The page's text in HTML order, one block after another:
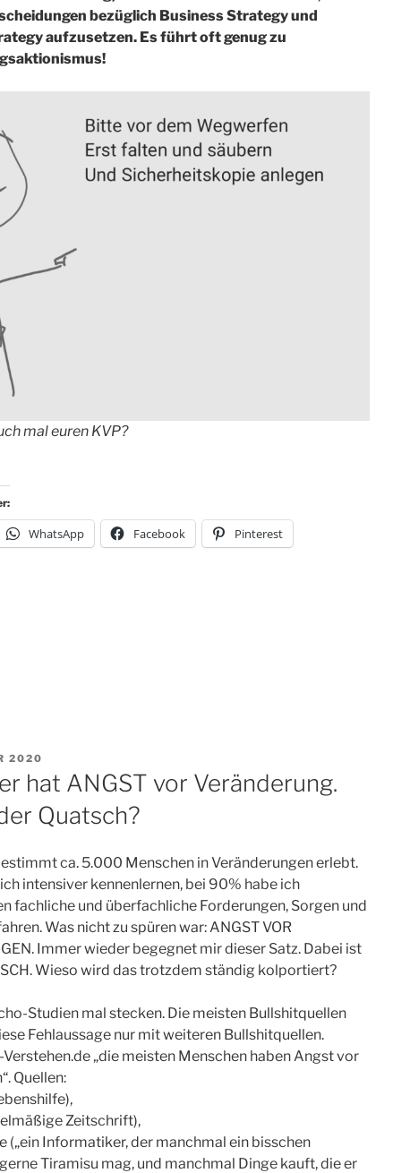
bezüglich Business Strategy und
aufzusetzen. Es führt oft genug zu
mal euren KVP?
WhatsApp Facebook Pinterest
2020
hat ANGST vor Veränderung.
Quatsch?
ca. 5.000 Menschen in Veränderungen erlebt.
intensiver kennenlernen, bei 90% habe ich
fachliche und überfachliche Forderungen, Sorgen und
Was nicht zu spüren war: ANGST VOR
Immer wieder begegnet mir dieser Satz. Dabei ist
Wieso wird das trotzdem ständig kolportiert?
Studien mal stecken. Die meisten Bullshitquellen
Fehlaussage nur mit weiteren Bullshitquellen.
„die meisten Menschen haben Angst vor
Quellen:
Zeitschrift),
(„ein Informatiker, der manchmal ein bisschen
Tiramisu mag, und manchmal Dinge kauft, die er